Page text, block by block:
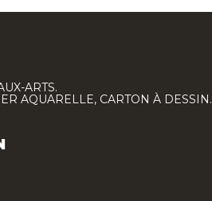
ARTS.
AQUARELLE, CARTON À DESSIN.